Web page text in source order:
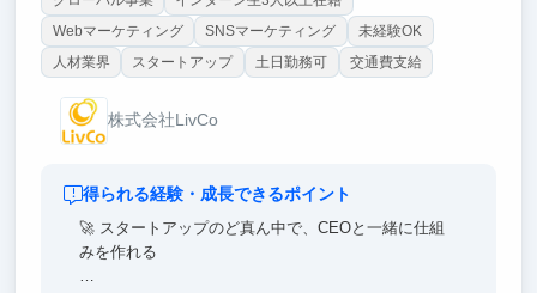
Webマーケティング
SNSマーケティング
未経験OK
人材業界
スタートアップ 土日勤務可 交通費支給
株式会社LivCo
得られる経験・成長できるポイント
🚀 スタートアップのど真ん中で、CEOと一緒に仕組
みを作れる